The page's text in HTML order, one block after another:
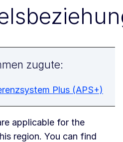
zugute:
Plus (APS+)
applicable for the
region. You can find